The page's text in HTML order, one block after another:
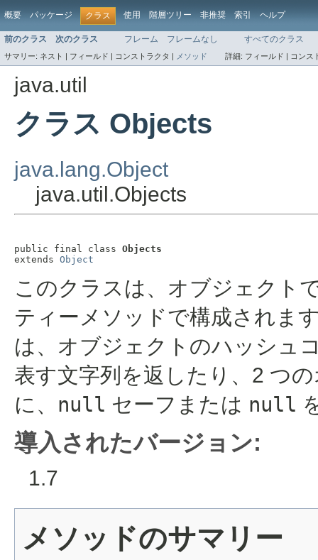
概要 パッケージ クラス 使用 階層ツリー 非推奨 索引 ヘルプ
前のクラス 次のクラス フレーム フレームなし すべてのクラス
サマリー: ネスト | フィールド | コンストラクタ | メソッド 詳細: フィールド | コンス
java.util
クラス Objects
java.lang.Object
java.util.Objects
public final class Objects
extends Object
このクラスは、オブジェクト
ティーメソッドで構成されま
は、オブジェクトのハッシュ
表す文字列を返したり、2 つ
に、 null セーフまたは null
導入されたバージョン:
1.7
メソッドのサマリー